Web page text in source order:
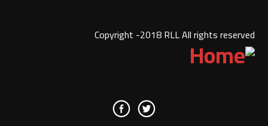
Copyright -2018 RLL All rights reserved